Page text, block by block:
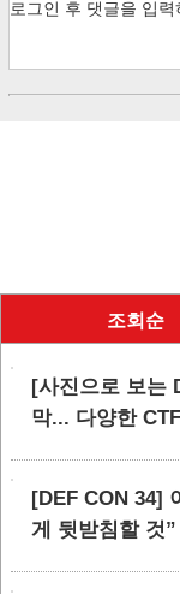
조회순
[사진으로 보는
막... 다양한
[DEF CON 34]
게 뒷받침할 것”